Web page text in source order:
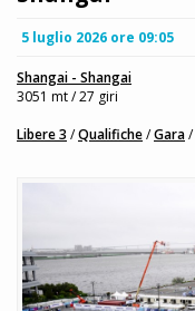
5 luglio 2026 ore 09:05
Shangai - Shangai
3051 mt / 27 giri
Libere 3 /Qualifiche/Gara/